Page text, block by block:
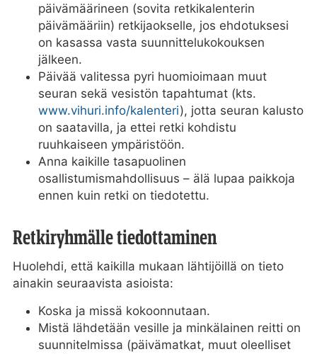
päivämäärineen (sovita retkikalenterin
päivämääriin) retkijaokselle, jos ehdotuksesi
on kasassa vasta suunnittelukokouksen
jälkeen.
Päivää valitessa pyri huomioimaan muut
seuran sekä vesistön tapahtumat (kts.
www.vihuri.info/kalenteri), jotta seuran kalusto
on saatavilla, ja ettei retki kohdistu
ruuhkaiseen ympäristöön.
Anna kaikille tasapuolinen
osallistumismahdollisuus – älä lupaa paikkoja
ennen kuin retki on tiedotettu.
Retkiryhmälle tiedottaminen
Huolehdi, että kaikilla mukaan lähtijöillä on tieto
ainakin seuraavista asioista:
Koska ja missä kokoonnutaan.
Mistä lähdetään vesille ja minkälainen reitti on
suunnitelmissa (päivämatkat, muut oleelliset